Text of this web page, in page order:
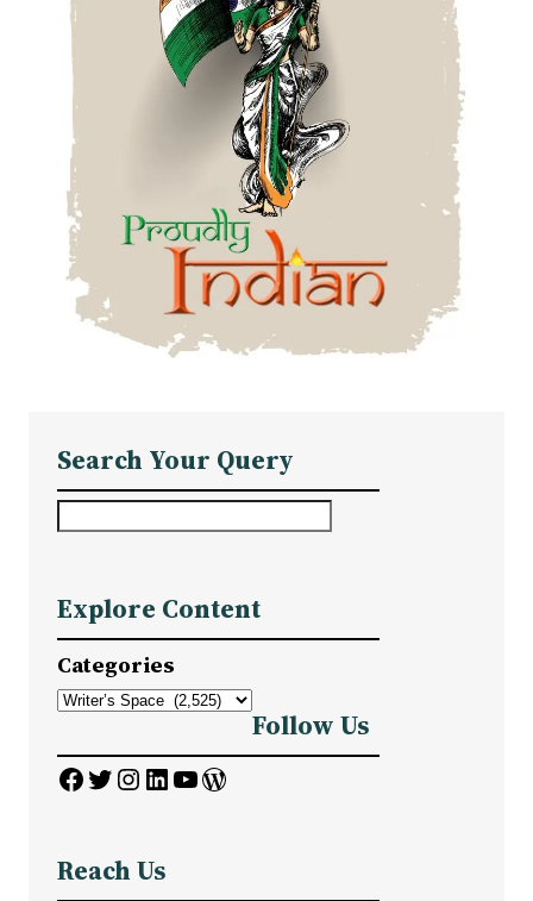
Search Your Query
r
c
h
Explore Content
Categories
Follow Us
Facebook Twitter InstagramLinkedIn YouTube WordPress
Reach Us